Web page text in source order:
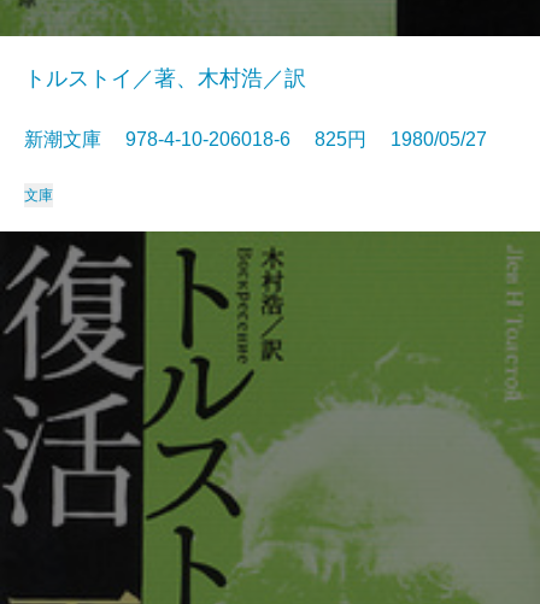
トルストイ／著、木村浩／訳
新潮文庫 978-4-10-206018-6 825円 1980/05/27
文庫